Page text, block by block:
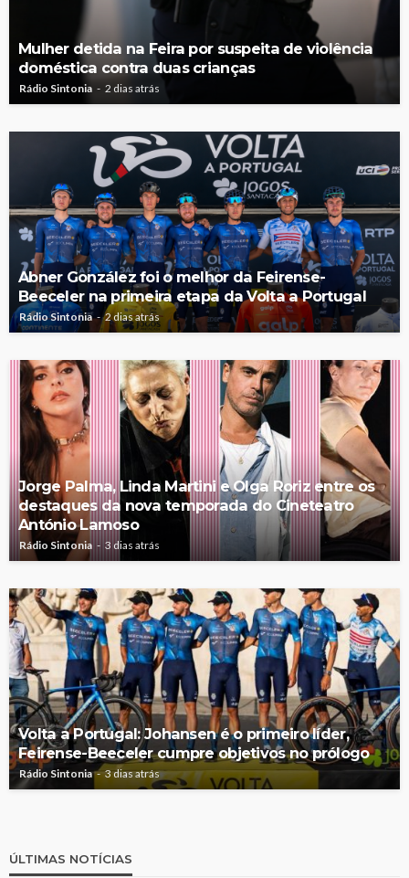
Mulher detida na Feira por suspeita de violência
doméstica contra duas crianças
Rádio Sintonia 2 dias atrás
Abner González foi o melhor da Feirense-
Beeceler na primeira etapa da Volta a Portugal
Rádio Sintonia 2 dias atrás
Jorge Palma, Linda Martini e Olga Roriz entre os
destaques da nova temporada do Cineteatro
António Lamoso
Rádio Sintonia 3 dias atrás
Volta a Portugal: Johansen é o primeiro líder,
Feirense-Beeceler cumpre objetivos no prólogo
Rádio Sintonia 3 dias atrás
ÚLTIMAS NOTÍCIAS